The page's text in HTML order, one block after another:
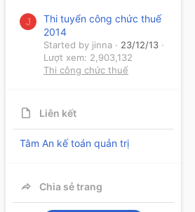
J
Thi tuyển công chức thuế
2014
Started by jinna
23/12/13
Lượt xem: 2,903,132
Thi công chức thuế
Liên kết
Tâm An kế toán quản trị
Chia sẻ trang